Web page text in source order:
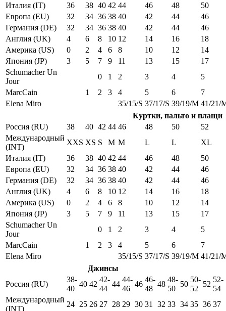
Италия (IT)
36 38 40 42 44 46 48
50
Европа (EU)
32 34 36 38 40 42 44
46
Германия (DE)
32 34 36 38 40 42 44
46
Англия (UK)
4 6 8 10 12 14 16
18
Америка (US)
0 2 4 6 8 10 12
14
Япония (JP)
3 5 7 9 11 13 15
17
Schumacher Un
Jour
0 1 2 3 4
5
MarcCain
1 2 3 4 5 6
7
Elena Miro
35/15/S 37/17/S 39/19/M 41/21/
Куртки, пальто и плащи
Россия (RU)
38 40 42 44 46 48 50
52
Международный
(INT)
XXS XS S M M L L
XL
Италия (IT)
36 38 40 42 44 46 48
50
Европа (EU)
32 34 36 38 40 42 44
46
Германия (DE)
32 34 36 38 40 42 44
46
Англия (UK)
4 6 8 10 12 14 16
18
Америка (US)
0 2 4 6 8 10 12
14
Япония (JP)
3 5 7 9 11 13 15
17
Schumacher Un
Jour
0 1 2 3 4
5
MarcCain
1 2 3 4 5 6
7
Elena Miro
35/15/S 37/17/S 39/19/M 41/21/
Джинсы
Россия (RU)
38-
40
40 42
42-
44
44
44-
46
46
46-
48
48
48-
50
50
50-
52
52
52-
54
Международный
(INT)
24 25 26 27 28 29 30 31 32 33 34 35 36 37